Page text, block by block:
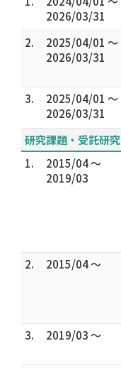
2026/03/31
2.
2025/04/01 ～
2026/03/31
3.
2025/04/01 ～
2026/03/31
研究課題・受託研
1.
2015/04 ～
2019/03
2.
2015/04 ～
3.
2019/03 ～